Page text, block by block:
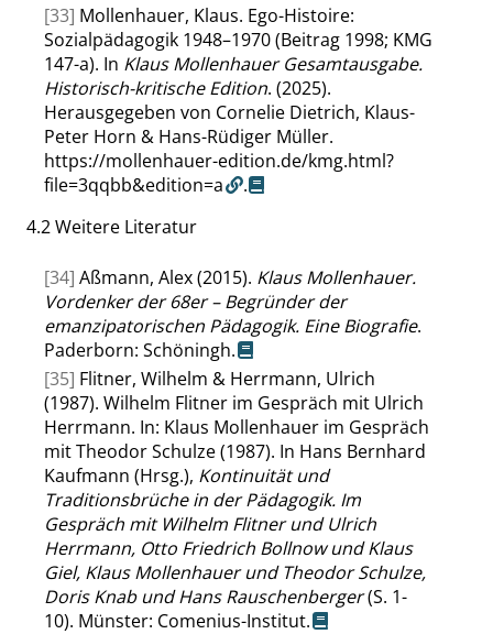
[33] Mollenhauer, Klaus. Ego-Histoire:
Sozialpädagogik 1948–1970 (Beitrag 1998; KMG
147-a). In Klaus Mollenhauer Gesamtausgabe.
Historisch-kritische Edition. (2025).
Herausgegeben von Cornelie Dietrich, Klaus-
Peter Horn & Hans-Rüdiger Müller.
https://mollenhauer-edition.de/kmg.html?
file=3qqbb&edition=a
.
4.2Weitere Literatur
[34] Aßmann, Alex (2015). Klaus Mollenhauer.
Vordenker der 68er – Begründer der
emanzipatorischen Pädagogik. Eine Biografie.
Paderborn: Schöningh.
[35] Flitner, Wilhelm & Herrmann, Ulrich
(1987). Wilhelm Flitner im Gespräch mit Ulrich
Herrmann. In: Klaus Mollenhauer im Gespräch
mit Theodor Schulze (1987). In Hans Bernhard
Kaufmann (Hrsg.), Kontinuität und
Traditionsbrüche in der Pädagogik. Im
Gespräch mit Wilhelm Flitner und Ulrich
Herrmann, Otto Friedrich Bollnow und Klaus
Giel, Klaus Mollenhauer und Theodor Schulze,
Doris Knab und Hans Rauschenberger(S. 1-
10). Münster: Comenius-Institut.